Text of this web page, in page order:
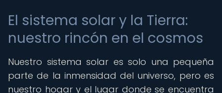
El sistema solar y la Tierra:
nuestro rincón en el cosmos
Nuestro sistema solar es solo una pequeña
parte de la inmensidad del universo, pero es
nuestro hogar y el lugar donde se encuentra